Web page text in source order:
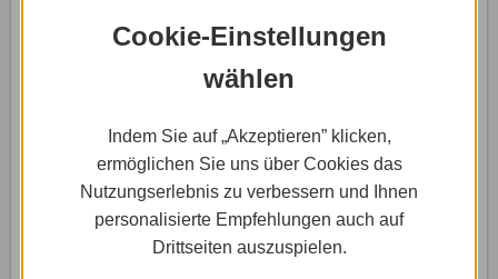
Cookie-Einstellungen
wählen
Indem Sie auf „Akzeptieren” klicken,
ermöglichen Sie uns über Cookies das
Nutzungserlebnis zu verbessern und Ihnen
personalisierte Empfehlungen auch auf
Drittseiten auszuspielen.
Es kann beispielsweise auch das eigene Logo als
Ein gewöhnliches Menü klebt statisch an
einer Stelle der Seite. Das Dropdown-Menü
bringt Bewegung in die Seite und bindet
den Besucher ein. Erst durch seine Interaktion mit der
Schaltfläche klappt das Menü auf und zeigt ihm die